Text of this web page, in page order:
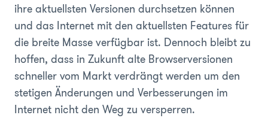
ihre aktuellsten Versionen durchsetzen können
und das Internet mit den aktuellsten Features für
die breite Masse verfügbar ist. Dennoch bleibt zu
hoffen, dass in Zukunft alte Browserversionen
schneller vom Markt verdrängt werden um den
stetigen Änderungen und Verbesserungen im
Internet nicht den Weg zu versperren.